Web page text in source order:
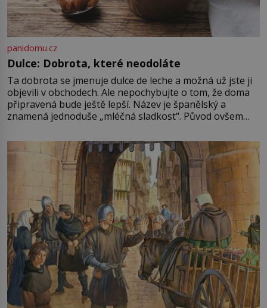
panidomu.cz
Dulce: Dobrota, které neodoláte
Ta dobrota se jmenuje dulce de leche a možná už jste ji
objevili v obchodech. Ale nepochybujte o tom, že doma
připravená bude ještě lepší. Název je španělský a
znamená jednoduše „mléčná sladkost“. Původ ovšem
pře hned několik latinskoamerických zemí a k tomu
Francie, kde se traduje,